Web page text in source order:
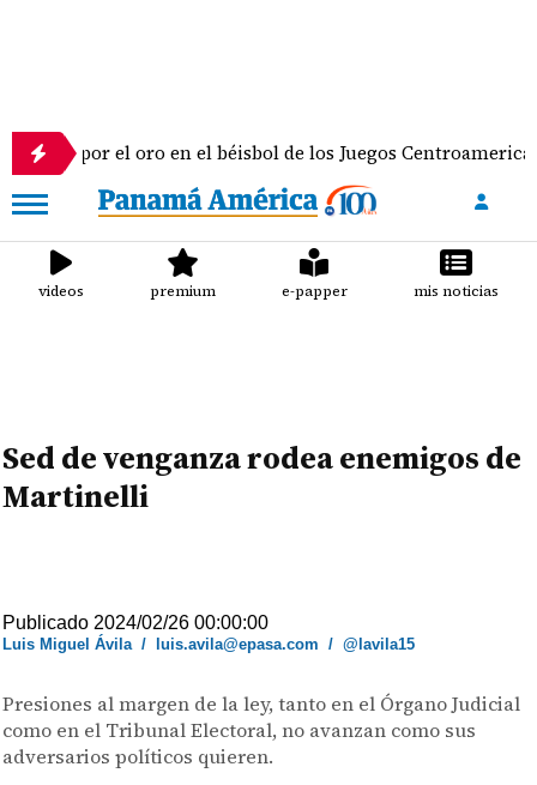
por el oro en el béisbol de los Juegos Centroamericanos
videos premium e-papper mis noticias
Sed de venganza rodea enemigos de
Martinelli
Publicado 2024/02/26 00:00:00
Luis Miguel Ávila/ luis.avila@epasa.com /@lavila15
Presiones al margen de la ley, tanto en el Órgano Judicial
como en el Tribunal Electoral, no avanzan como sus
adversarios políticos quieren.